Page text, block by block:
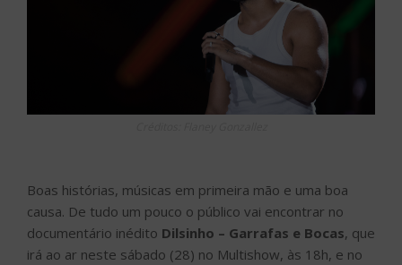
Boas histórias, músicas em primeira mão e uma boa
causa. De tudo um pouco o público vai encontrar no
documentário inédito Dilsinho – Garrafas e Bocas, que
irá ao ar neste sábado (28) no Multishow, às 18h, e no